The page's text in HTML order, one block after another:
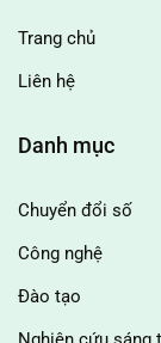
Trang chủ
Liên hệ
Danh mục
Chuyển đổi số
Công nghệ
Đào tạo